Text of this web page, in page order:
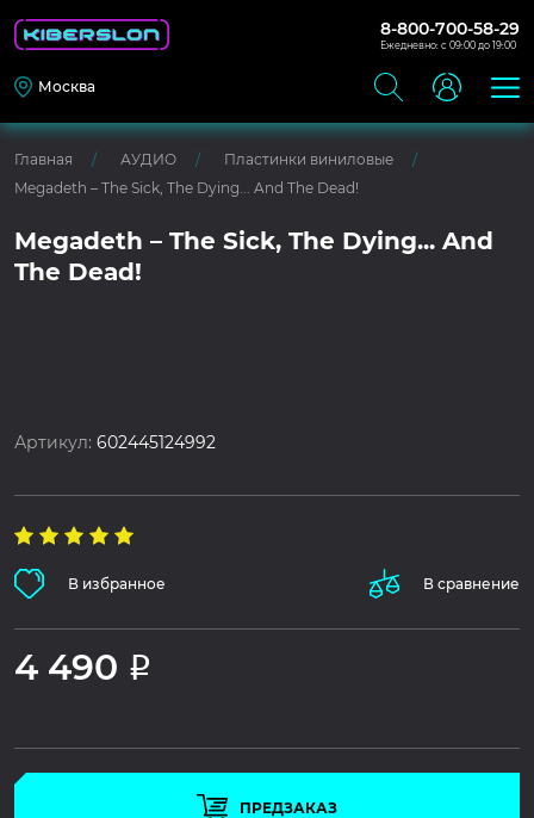
8-800-700-58-29
Ежедневно: с 09:00 до 19:00
Москва
Главная АУДИО
Пластинки виниловые
Megadeth – The Sick, The Dying... And The Dead!
Megadeth – The Sick, The Dying... And
The Dead!
Артикул:602445124992
В избранное В сравнение
4 490 Р
ПРЕДЗАКАЗ